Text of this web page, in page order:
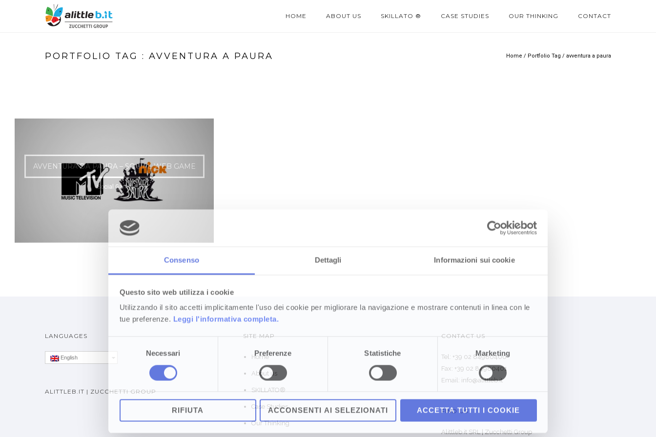
Consenso Dettagli Informazioni sui cookie
Questo sito web utilizza i cookie
Utilizzando il sito accetti implicitamente l'uso dei cookie per migliorare la navigazione e mostrare contenuti in linea con le
tue preferenze. Leggi l'informativa completa.
del
consenso
Necessari Preferenze Statistiche Marketing
RIFIUTA ACCONSENTI AI SELEZIONATI ACCETTA TUTTI I COOKIE
HOME ABOUT US SKILLATO ® CASE STUDIES OUR THINKING CONTACT
PORTFOLIO TAG : AVVENTURA A PAURA Home / Portfolio Tag / avventura a paura
AVVENTURA DA PAURA – SOCIAL WEB GAME
Social Game
LANGUAGES
English
ALITTLEB.IT | ZUCCHETTI GROUP
SITE MAP
Home
About us
SKILLATO®
Case Studies
Our Thinking
CONTACT US
Tel: +39 02 84980400
Fax: +39 02 84980401
Email: info@alittleb.it
FIND US
Alittleb.it SRL | Zucchetti Group